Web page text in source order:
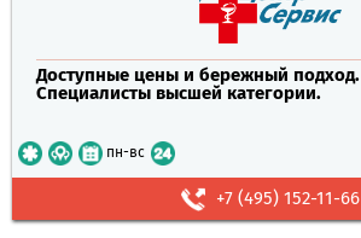
Доступные цены и бережный подход.
Специалисты высшей категории.
пн-вс
+7 (495) 152-11-66